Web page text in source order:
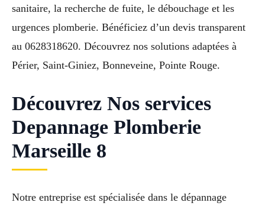
sanitaire, la recherche de fuite, le débouchage et les
urgences plomberie. Bénéficiez d’un devis transparent
au 0628318620. Découvrez nos solutions adaptées à
Périer, Saint-Giniez, Bonneveine, Pointe Rouge.
Découvrez Nos services
Depannage Plomberie
Marseille 8
Notre entreprise est spécialisée dans le dépannage